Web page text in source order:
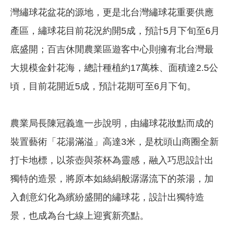
灣繡球花盆花的源地，更是北台灣繡球花重要供應
產區，繡球花目前花況約開5成，預計5月下旬至6月
底盛開；百吉休閒農業區遊客中心則擁有北台灣最
大規模金針花海，總計種植約17萬株、面積達2.5公
頃，目前花開近5成，預計花期可至6月下旬。
農業局長陳冠義進一步說明，由繡球花妝點而成的
裝置藝術「花湯滿溢」高達3米，是枕頭山商圈全新
打卡地標，以茶壺與茶杯為靈感，融入巧思設計出
獨特的造景，將原本如絲絹般潺潺流下的茶湯，加
入創意幻化為繽紛盛開的繡球花，設計出獨特造
景，也成為台七線上迎賓新亮點。